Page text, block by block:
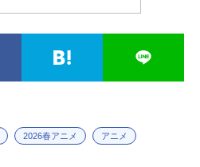
2026春アニメ アニメ